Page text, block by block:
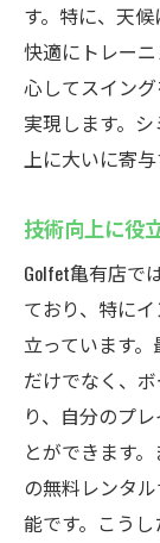
す。特に、天
快適にトレー
心してスイン
実現します。
上に大いに寄与
技術向上に役
Golfet亀有店で
ており、特に
立っています
だけでなく、
り、自分のプ
とができます
の無料レンタ
能です。こう